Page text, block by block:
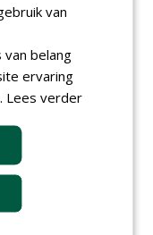
bij
40 uur
van
belang
ervaring
Lees verder